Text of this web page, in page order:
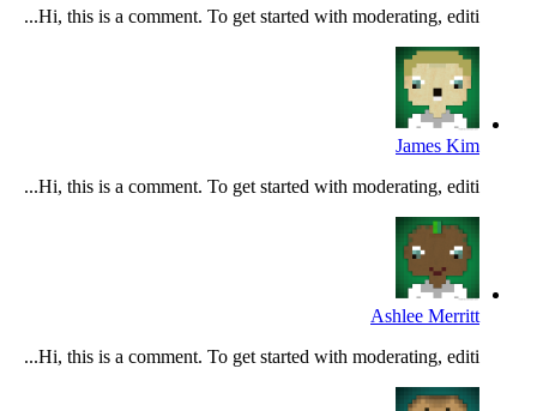
Hi, this is a comment. To get started with moderating, editi...
James Kim
Hi, this is a comment. To get started with moderating, editi...
Ashlee Merritt
Hi, this is a comment. To get started with moderating, editi...